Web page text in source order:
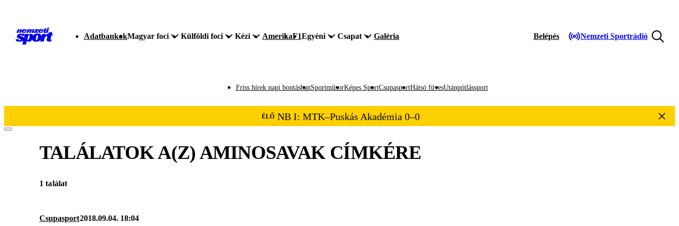
AdatbankokMagyar foci Külföldi foci Kézi AmerikaF1Egyéni Csapat Galéria Belépés Nemzeti Sportrádió
Friss hírek napi bontásbanSportműsorKépes SportCsupasportHátsó füvesUtánpótlássport
ÉLŐ NB I: MTK–Puskás Akadémia 0–0
TALÁLATOK A(Z) AMINOSAVAKCÍMKÉRE
1 találat
Csupasport2018.09.04. 18:04